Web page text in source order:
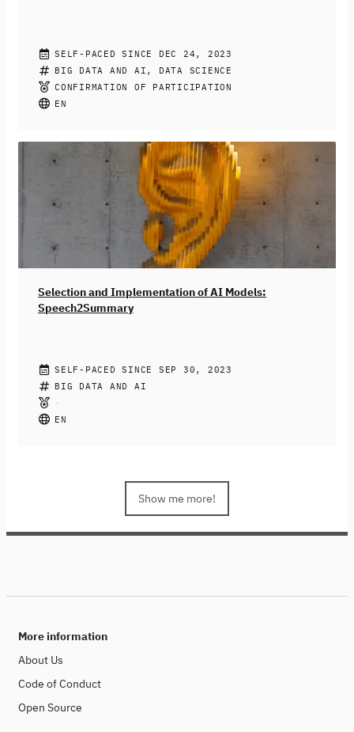
AI SERVICE CENTER TEAM
Gain a basic understanding of how numerical
representations transform language! Explore the world
of text embeddings in this online course, covering
of charge and no prior AI experience is necessary.
SELF-PACED SINCE DEC 24, 2023
BIG DATA AND AI, DATA SCIENCE
CONFIRMATION OF PARTICIPATION
EN
Selection and Implementation of AI Models:
Speech2Summary
AI SERVICE CENTER TEAM
On 11th July, 2023, the first KISZ workshop on "Pre-
trained AI Models: The speech-to-summary example"
takes place. The contents of the workshop will be
SELF-PACED SINCE SEP 30, 2023
BIG DATA AND AI
EN
Show me more!
More information
About Us
Code of Conduct
Open Source